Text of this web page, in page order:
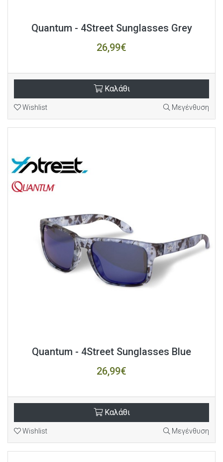
Quantum - 4Street Sunglasses Grey
26,99€
Καλάθι
Wishlist Μεγένθυση
Quantum - 4Street Sunglasses Blue
26,99€
Καλάθι
Wishlist Μεγένθυση